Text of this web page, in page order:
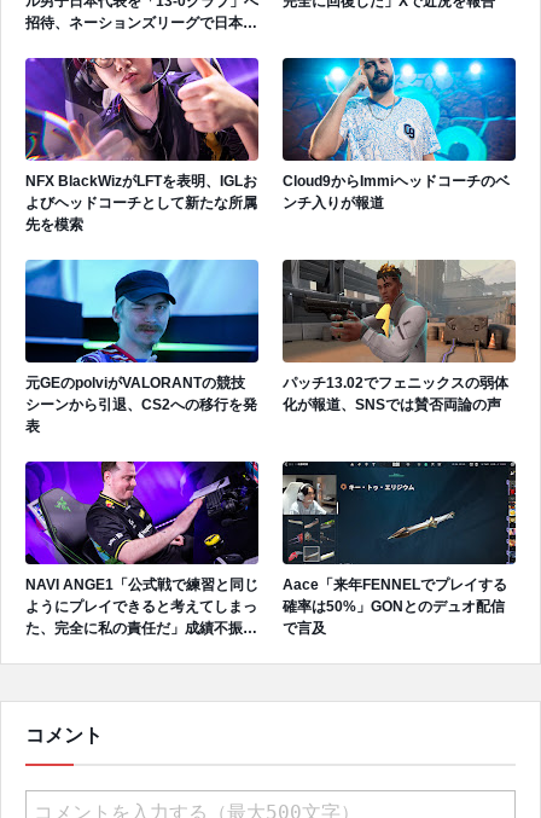
招待、ネーションズリーグで日本代
NFX BlackWizがLFTを表明、IGLお
よびヘッドコーチとして新たな所属
先を模索
Cloud9からImmiヘッドコーチのベ
ンチ入りが報道
元GEのpolviがVALORANTの競技
シーンから引退、CS2への移行を発
表
パッチ13.02でフェニックスの弱体
化が報道、SNSでは賛否両論の声
NAVI ANGE1「公式戦で練習と同じ
ようにプレイできると考えてしまっ
た、完全に私の責任だ」成績不振を
Aace「来年FENNELでプレイする
確率は50%」GONとのデュオ配信
で言及
コメント